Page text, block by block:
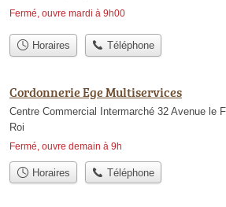
Fermé, ouvre mardi à 9h00
Horaires Téléphone
Cordonnerie Ege Multiservices
Centre Commercial Intermarché 32 Avenue le
Roi
Fermé, ouvre demain à 9h
Horaires Téléphone